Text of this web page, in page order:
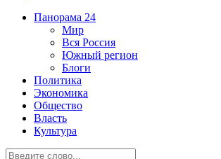
Панорама 24
Мир
Вся Россия
Южный регион
Блоги
Политика
Экономика
Общество
Власть
Культура